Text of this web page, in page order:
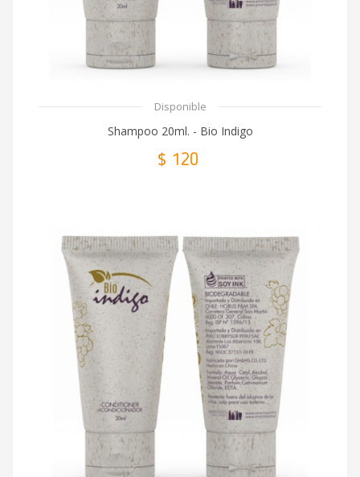
Disponible
Shampoo 20ml. - Bio Indigo
$ 120